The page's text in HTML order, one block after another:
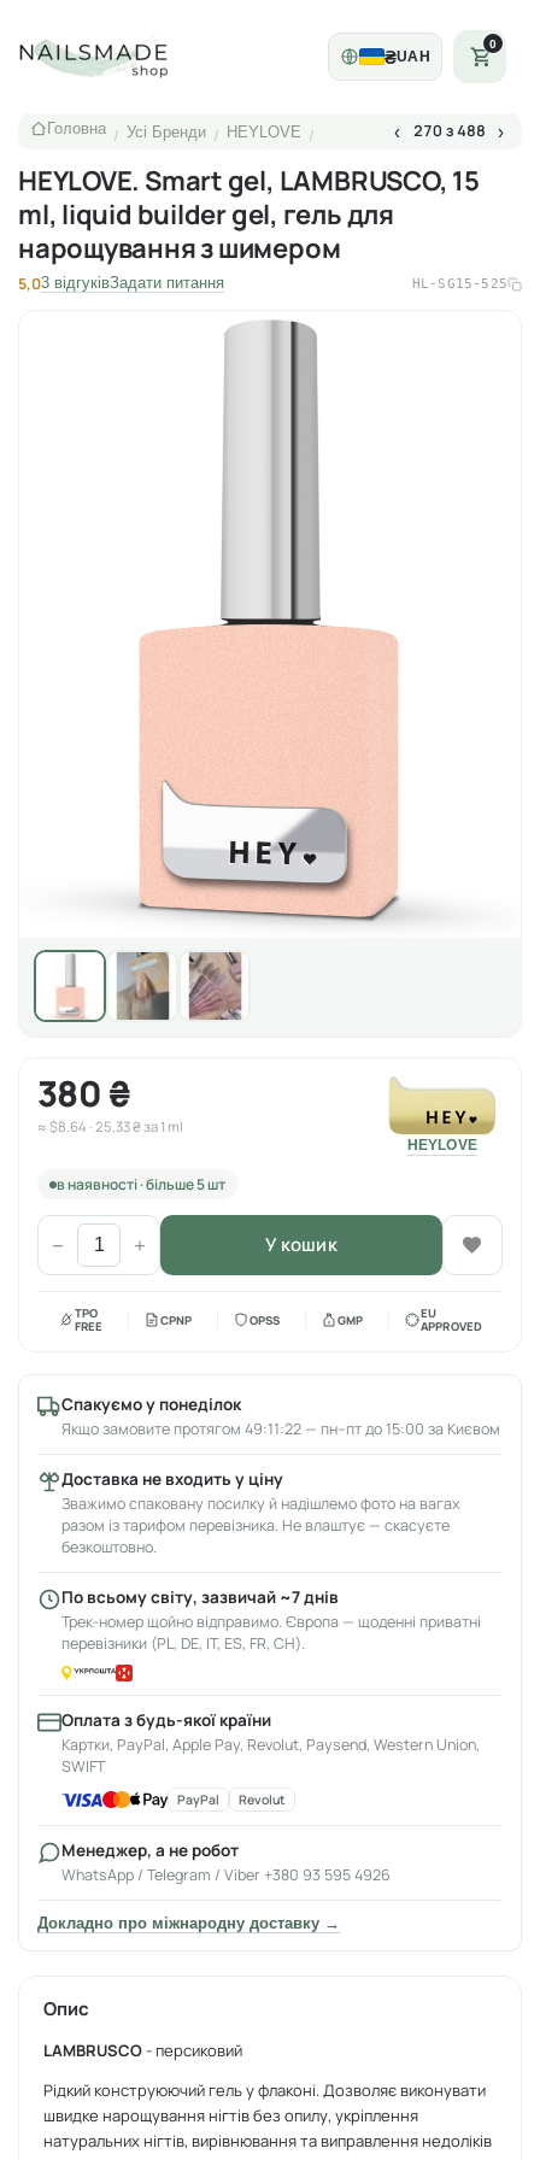
₴UAH
0
Головна / Усі Бренди / HEYLOVE / ‹ 270 з 488 ›
HEYLOVE. Smart gel, LAMBRUSCO, 15
ml, liquid builder gel, гель для
нарощування з шимером
5,03 відгуківЗадати питання HL-SG15-525
380 ₴
≈ $8.64 · 25,33 ₴ за 1 ml
HEYLOVE
в наявності · більше 5 шт
− + У кошик
TPO
FREE
CPNP OPSS GMP
EU
APPROVED
Спакуємо у понеділок
Якщо замовите протягом 49:11:22 — пн–пт до 15:00 за Києвом
Доставка не входить у ціну
Зважимо спаковану посилку й надішлемо фото на вагах
разом із тарифом перевізника. Не влаштує — скасуєте
безкоштовно.
По всьому світу, зазвичай ~7 днів
Трек-номер щойно відправимо. Європа — щоденні приватні
перевізники (PL, DE, IT, ES, FR, CH).
Оплата з будь-якої країни
Картки, PayPal, Apple Pay, Revolut, Paysend, Western Union,
SWIFT
PayPal Revolut
Менеджер, а не робот
WhatsApp / Telegram / Viber +380 93 595 4926
Докладно про міжнародну доставку →
Опис
LAMBRUSCO- персиковий
Рідкий конструюючий гель у флаконі. Дозволяє виконувати
швидке нарощування нігтів без опилу, укріплення
натуральних нігтів, вирівнювання та виправлення недоліків